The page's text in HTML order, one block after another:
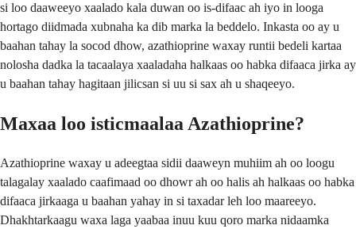
si loo daaweeyo xaalado kala duwan oo is-difaac ah iyo in looga
hortago diidmada xubnaha ka dib marka la beddelo. Inkasta oo ay u
baahan tahay la socod dhow, azathioprine waxay runtii bedeli kartaa
nolosha dadka la tacaalaya xaaladaha halkaas oo habka difaaca jirka ay
u baahan tahay hagitaan jilicsan si uu si sax ah u shaqeeyo.
Maxaa loo isticmaalaa Azathioprine?
Azathioprine waxay u adeegtaa sidii daaweyn muhiim ah oo loogu
talagalay xaalado caafimaad oo dhowr ah oo halis ah halkaas oo habka
difaaca jirkaaga u baahan yahay in si taxadar leh loo maareeyo.
Dhakhtarkaagu waxa laga yaabaa inuu kuu qoro marka nidaamka